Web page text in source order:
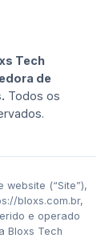
Tech
de
Todos os
website (“Site”),
bloxs.com.br,
e operado
Bloxs Tech